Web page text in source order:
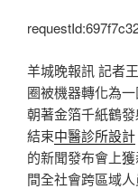
羊城晚報訊 記者
圈被機器轉化為
朝著金箔千紙鶴
結束中醫診所設計
的新聞發布會上
間全社會跨區域